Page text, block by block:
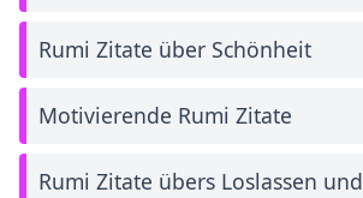
Rumi Zitate über Schönheit
Motivierende Rumi Zitate
Rumi Zitate übers Loslassen und